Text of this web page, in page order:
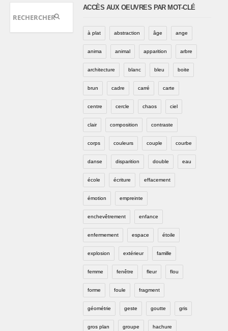
ACCÈS AUX OEUVRES PAR MOT-CLÉ
à plat abstraction âge ange
anima animal apparition arbre
architecture blanc bleu boite
brun cadre carré carte
centre cercle chaos ciel
clair composition contraste
corps couleurs couple courbe
danse disparition double eau
école écriture effacement
émotion empreinte
enchevêtrement enfance
enfermement espace étoile
explosion extérieur famille
femme fenêtre fleur flou
forme foule fragment
géométrie geste goutte gris
gros plan groupe hachure